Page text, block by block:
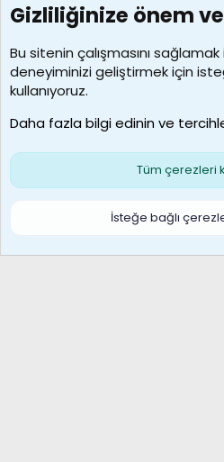
7390
Kullanıcılar
MosesBrownHayranı
Son üye
Çerezler
S
Gizliliğinize önem
Bu sitenin çalışmasını
deneyiminizi geliştirmek için
kullanıyoruz.
Daha fazla bilgi edinin ve
Tüm çerezleri
İsteğe bağlı